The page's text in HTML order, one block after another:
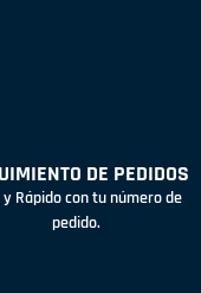
DE PEDIDOS
y Rápido con tu número de
pedido.